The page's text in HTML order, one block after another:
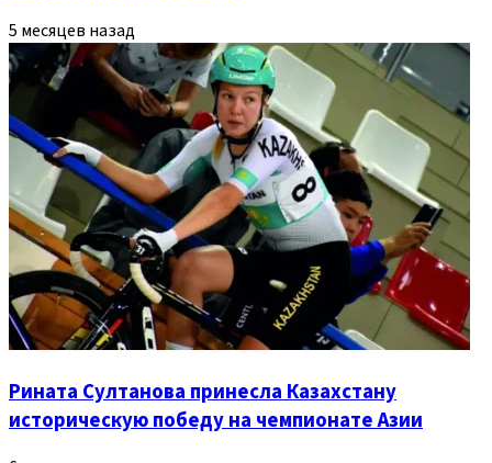
5 месяцев назад
Рината Султанова принесла Казахстану
историческую победу на чемпионате Азии